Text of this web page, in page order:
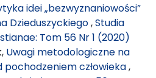
idei „bezwyznaniowości”
Dzieduszyckiego,Studia
Tom 56 Nr 1 (2020)
Uwagi metodologiczne na
człowieka,